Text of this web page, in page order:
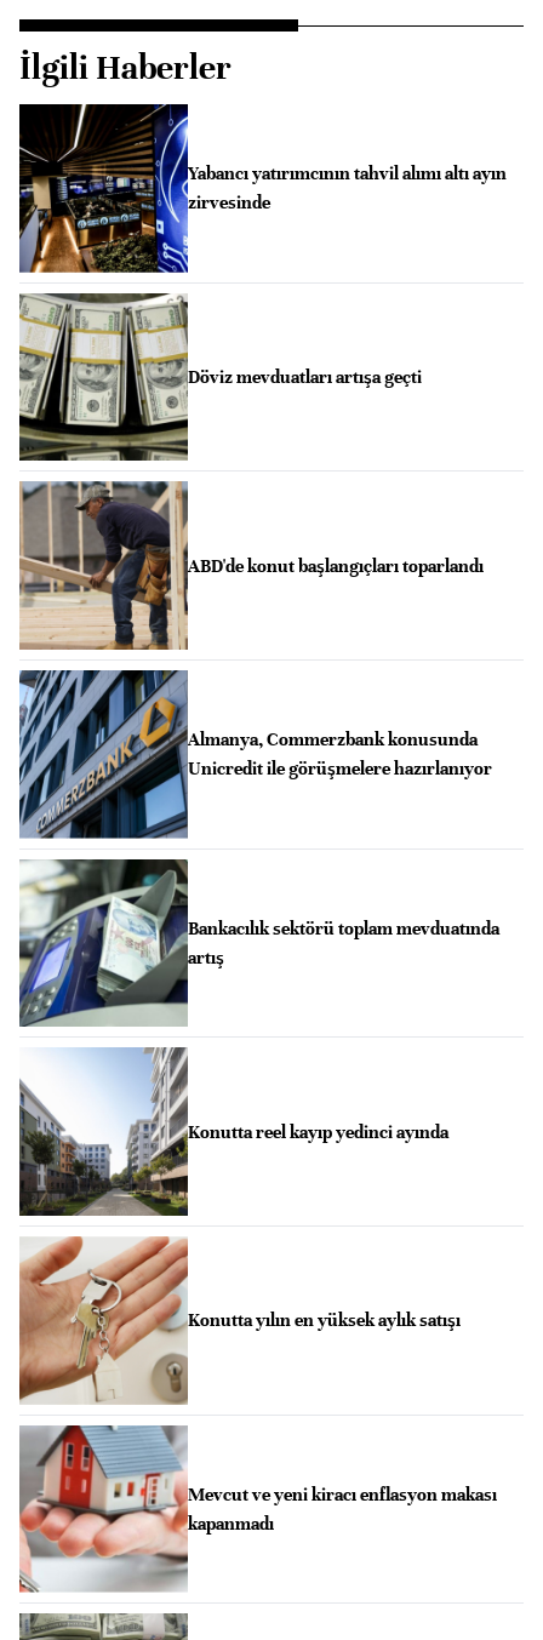
İlgili Haberler
Yabancı yatırımcının tahvil alımı altı ayın
zirvesinde
Döviz mevduatları artışa geçti
ABD'de konut başlangıçları toparlandı
Almanya, Commerzbank konusunda
Unicredit ile görüşmelere hazırlanıyor
Bankacılık sektörü toplam mevduatında
artış
Konutta reel kayıp yedinci ayında
Konutta yılın en yüksek aylık satışı
Mevcut ve yeni kiracı enflasyon makası
kapanmadı